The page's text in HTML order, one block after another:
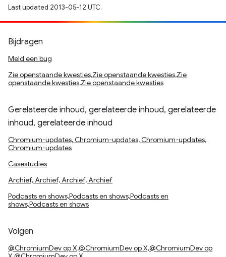
Last updated 2013-05-12 UTC.
Bijdragen
Meld een bug
Zie openstaande kwesties,Zie openstaande kwesties,Zie
openstaande kwesties,Zie openstaande kwesties
Gerelateerde inhoud, gerelateerde inhoud, gerelateerde
inhoud, gerelateerde inhoud
Chromium-updates, Chromium-updates, Chromium-updates,
Chromium-updates
Casestudies
Archief, Archief, Archief, Archief
Podcasts en shows,Podcasts en shows,Podcasts en
shows,Podcasts en shows
Volgen
@ChromiumDev op X,@ChromiumDev op X,@ChromiumDev op